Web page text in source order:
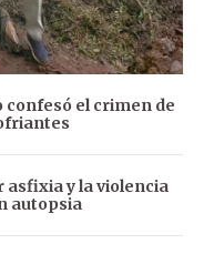
el crimen de
asfixia y la violencia
autopsia